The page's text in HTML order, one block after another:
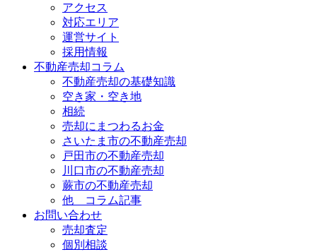
アクセス
対応エリア
運営サイト
採用情報
不動産売却コラム
不動産売却の基礎知識
空き家・空き地
相続
売却にまつわるお金
さいたま市の不動産売却
戸田市の不動産売却
川口市の不動産売却
蕨市の不動産売却
他 コラム記事
お問い合わせ
売却査定
個別相談